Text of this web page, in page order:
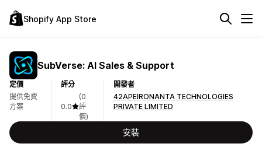
Shopify App Store
SubVerse: AI Sales & Support
定價
提供免費
方案
評分
0.0
(0
評
價)
開發者
42APEIRONANTA TECHNOLOGIES
PRIVATE LIMITED
安裝